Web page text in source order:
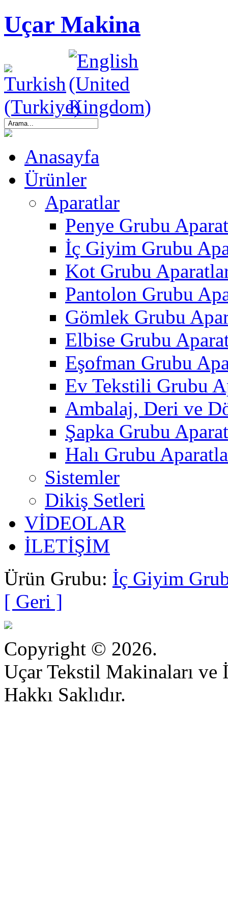
Uçar Makina
Anasayfa
Ürünler
Aparatlar
Penye Grubu
İç Giyim Grubu
Kot Grubu
Pantolon Grubu
Gömlek Grubu
Elbise Grubu
Eşofman Grubu
Ev Tekstili Grubu
Ambalaj, Deri ve
Şapka Grubu
Halı Grubu
Sistemler
Dikiş Setleri
VİDEOLAR
İLETİŞİM
Ürün Grubu: İç Giyim
[ Geri ]
Copyright © 2026.
Uçar Tekstil Makinaları ve
Hakkı Saklıdır.